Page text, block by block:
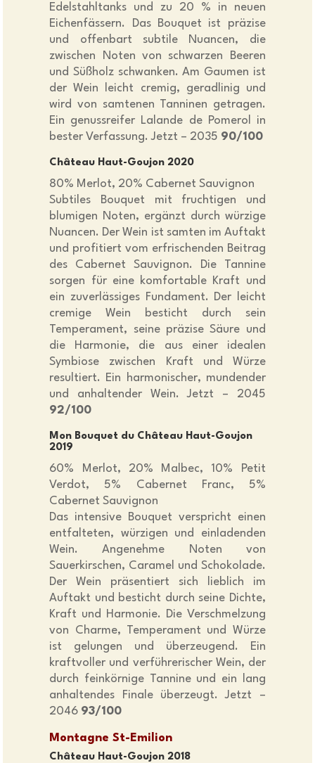
Edelstahltanks und zu 20 % in neuen
Eichenfässern. Das Bouquet ist präzise
und offenbart subtile Nuancen, die
zwischen Noten von schwarzen Beeren
und Süßholz schwanken. Am Gaumen ist
der Wein leicht cremig, geradlinig und
wird von samtenen Tanninen getragen.
Ein genussreifer Lalande de Pomerol in
bester Verfassung. Jetzt – 2035 90/100
Château Haut-Goujon 2020
80% Merlot, 20% Cabernet Sauvignon
Subtiles Bouquet mit fruchtigen und
blumigen Noten, ergänzt durch würzige
Nuancen. Der Wein ist samten im Auftakt
und profitiert vom erfrischenden Beitrag
des Cabernet Sauvignon. Die Tannine
sorgen für eine komfortable Kraft und
ein zuverlässiges Fundament. Der leicht
cremige Wein besticht durch sein
Temperament, seine präzise Säure und
die Harmonie, die aus einer idealen
Symbiose zwischen Kraft und Würze
resultiert. Ein harmonischer, mundender
und anhaltender Wein. Jetzt – 2045
92/100
Mon Bouquet du Château Haut-Goujon
2019
60% Merlot, 20% Malbec, 10% Petit
Verdot, 5% Cabernet Franc, 5%
Cabernet Sauvignon
Das intensive Bouquet verspricht einen
entfalteten, würzigen und einladenden
Wein. Angenehme Noten von
Sauerkirschen, Caramel und Schokolade.
Der Wein präsentiert sich lieblich im
Auftakt und besticht durch seine Dichte,
Kraft und Harmonie. Die Verschmelzung
von Charme, Temperament und Würze
ist gelungen und überzeugend. Ein
kraftvoller und verführerischer Wein, der
durch feinkörnige Tannine und ein lang
anhaltendes Finale überzeugt. Jetzt –
2046 93/100
Montagne St-Emilion
Château Haut-Goujon 2018